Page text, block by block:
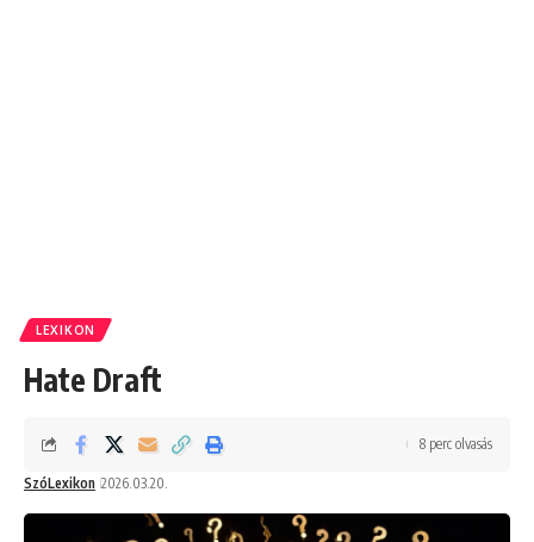
LEXIKON
Hate Draft
SzóLexikon 2026.03.20.
8 perc olvasás